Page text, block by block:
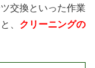
交換といった作業
、 クリーニングの